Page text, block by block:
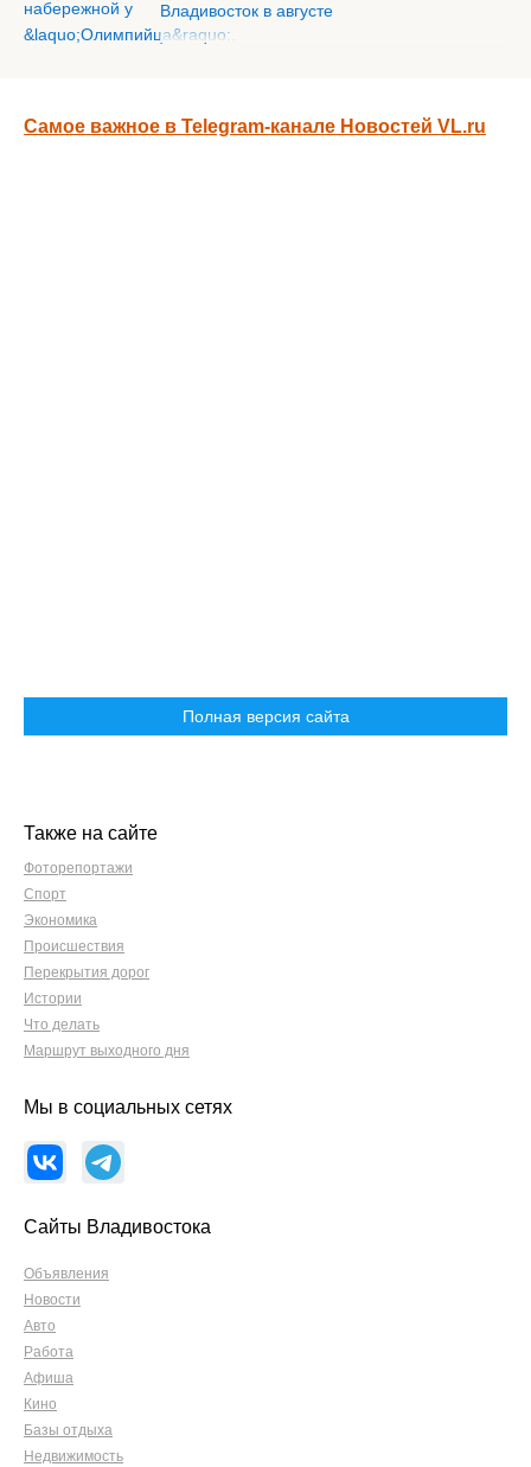
Владивосток в августе
Самое важное в Telegram-канале Новостей VL.ru
Полная версия сайта
Также на сайте
Фоторепортажи
Спорт
Экономика
Происшествия
Перекрытия дорог
Истории
Что делать
Маршрут выходного дня
Мы в социальных сетях
Сайты Владивостока
Объявления
Новости
Авто
Работа
Афиша
Кино
Базы отдыха
Недвижимость